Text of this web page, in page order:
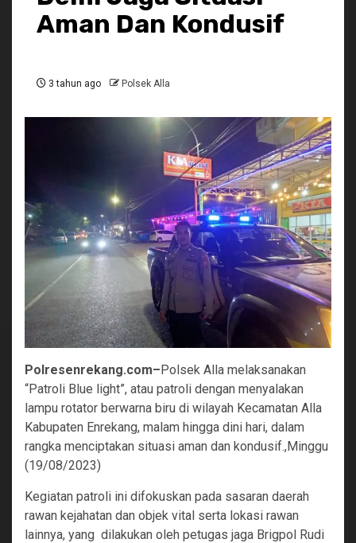
Aman Dan Kondusif
3 tahun ago Polsek Alla
Polresenrekang.com–Polsek Alla melaksanakan
“Patroli Blue light”, atau patroli dengan menyalakan
lampu rotator berwarna biru di wilayah Kecamatan Alla
Kabupaten Enrekang, malam hingga dini hari, dalam
rangka menciptakan situasi aman dan kondusif.,Minggu
(19/08/2023)
Kegiatan patroli ini difokuskan pada sasaran daerah
rawan kejahatan dan objek vital serta lokasi rawan
lainnya, yang dilakukan oleh petugas jaga Brigpol Rudi